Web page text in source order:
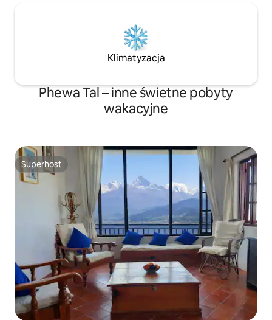
Klimatyzacja
Phewa Tal – inne świetne pobyty
wakacyjne
Superhost
Superhost